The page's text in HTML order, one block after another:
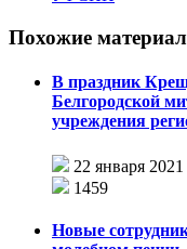
Похожие
В праздник
Белгородской
учреждения
22 января 2021
1459
Новые